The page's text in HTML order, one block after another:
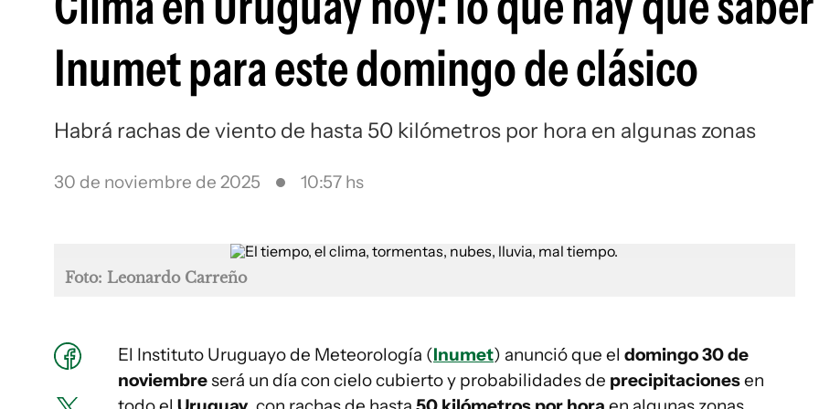
Inumet para este domingo de clásico
Habrá rachas de viento de hasta 50 kilómetros por hora en algunas zonas
30 de noviembre de 2025 10:57 hs
Foto: Leonardo Carreño
El Instituto Uruguayo de Meteorología (Inumet) anunció que el domingo 30 de
noviembreserá un día con cielo cubierto y probabilidades de precipitacionesen